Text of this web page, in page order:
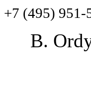
+7 (495) 951-
B.